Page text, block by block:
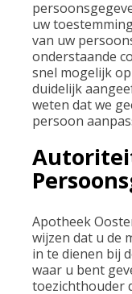
uw
van uw
onderstaande
snel mogelijk
duidelijk
weten dat we
persoon
Apotheek
wijzen dat u de
in te dienen bij
waar u bent
toezichthouder